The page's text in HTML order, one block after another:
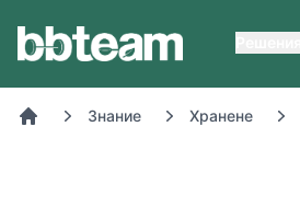
Знание Хранене